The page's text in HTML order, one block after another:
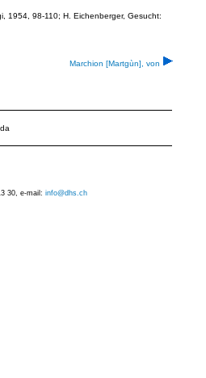
1954, 98-110; H. Eichenberger, Gesucht:
Marchion [Martgùn], von
30, e-mail: info@dhs.ch